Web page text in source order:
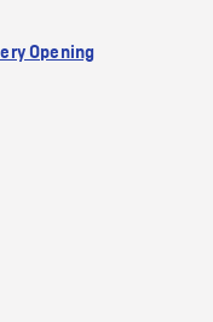
Opening